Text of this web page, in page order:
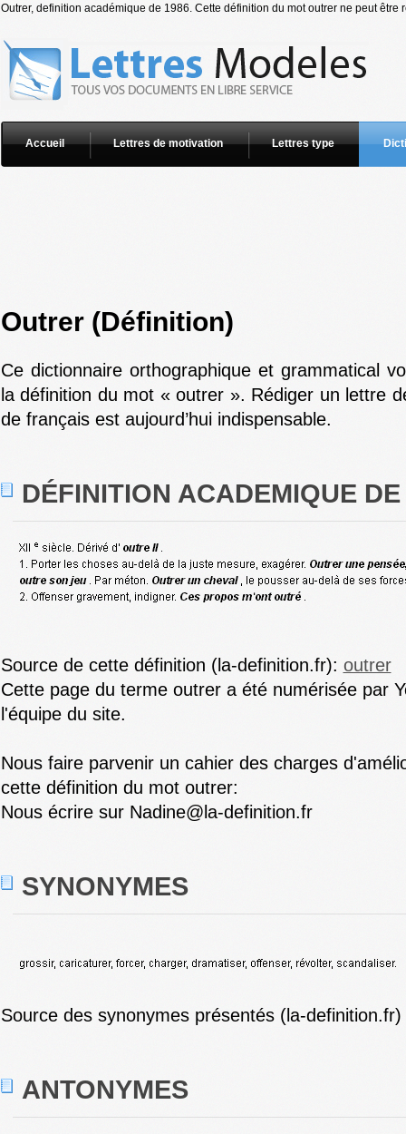
Outrer, definition académique de 1986. Cette définition du mot outrer ne peut être
Accueil Lettres de motivation Lettres type
Outrer (Définition)
Ce dictionnaire orthographique et grammatical
la définition du mot « outrer ». Rédiger un lettre
de français est aujourd’hui indispensable.
DÉFINITION ACADEMIQUE
Source de cette définition (la-definition.fr): outrer
Cette page du terme outrer a été numérisée par
l'équipe du site.
Nous faire parvenir un cahier des charges
cette définition du mot outrer:
Nous écrire sur Nadine@la-definition.fr
SYNONYMES
Source des synonymes présentés (la-
ANTONYMES